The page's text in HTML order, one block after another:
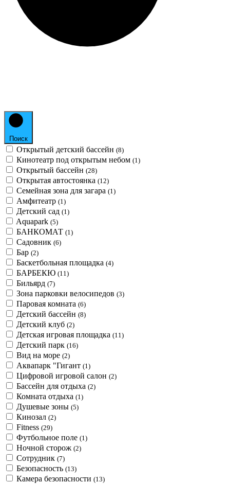
Поиск
Открытый детский бассейн (8)
Кинотеатр под открытым небом (1)
Открытый бассейн (28)
Открытая автостоянка (12)
Семейная зона для загара (1)
Амфитеатр (1)
Детский сад (1)
Aquapark (5)
БАНКОМАТ (1)
Садовник (6)
Бар (2)
Баскетбольная площадка (4)
БАРБЕКЮ (11)
Бильярд (7)
Зона парковки велосипедов (3)
Паровая комната (6)
Детский бассейн (8)
Детский клуб (2)
Детская игровая площадка (11)
Детский парк (16)
Вид на море (2)
Аквапарк "Гигант (1)
Цифровой игровой салон (2)
Бассейн для отдыха (2)
Комната отдыха (1)
Душевые зоны (5)
Кинозал (2)
Fitness (29)
Футбольное поле (1)
Ночной сторож (2)
Сотрудник (7)
Безопасность (13)
Камера безопасности (13)